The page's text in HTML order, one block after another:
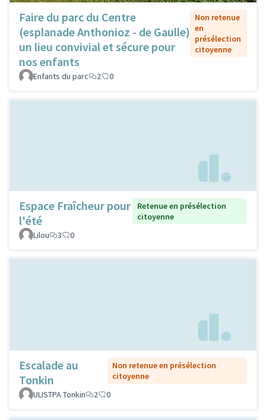
Faire du parc du Centre
(esplanade Anthonioz - de Gaulle)
un lieu convivial et sécure pour
nos enfants
Non retenue
en
présélection
citoyenne
Enfants du parc 2 0
Espace Fraîcheur pour
l'été
Retenue en présélection
citoyenne
Lilou
3 0
Escalade au
Tonkin
Non retenue en présélection
citoyenne
ULISTPA Tonkin
2 0